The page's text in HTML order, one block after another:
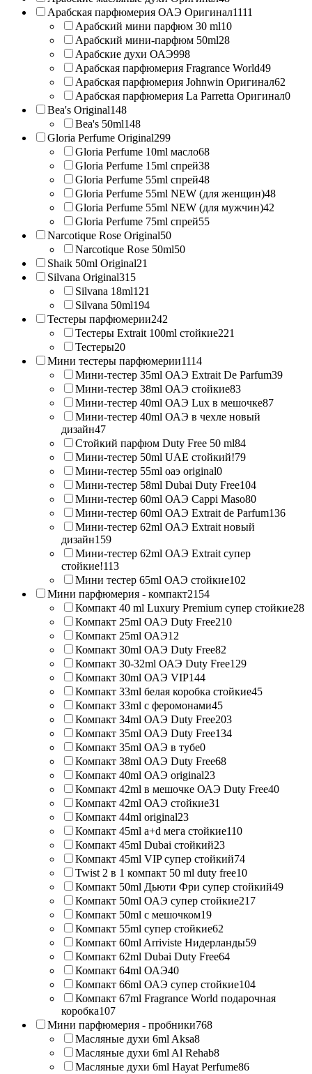
Арабская парфюмерия ОАЭ Оригинал1111
Арабский мини парфюм 30 ml10
Арабский мини-парфюм 50ml28
Арабские духи ОАЭ998
Арабская парфюмерия Fragrance World49
Арабская парфюмерия Johnwin Оригинал62
Арабская парфюмерия La Parretta Оригинал0
Bea's Original148
Bea's 50ml148
Gloria Perfume Original299
Gloria Perfume 10ml масло68
Gloria Perfume 15ml спрей38
Gloria Perfume 55ml спрей48
Gloria Perfume 55ml NEW (для женщин)48
Gloria Perfume 55ml NEW (для мужчин)42
Gloria Perfume 75ml спрей55
Narcotique Rose Original50
Narcotique Rose 50ml50
Shaik 50ml Original21
Silvana Original315
Silvana 18ml121
Silvana 50ml194
Тестеры парфюмерии242
Тестеры Extrait 100ml стойкие221
Тестеры20
Мини тестеры парфюмерии1114
Мини-тестер 35ml ОАЭ Extrait De Parfum39
Мини-тестер 38ml ОАЭ стойкие83
Мини-тестер 40ml ОАЭ Lux в мешочке87
Мини-тестер 40ml ОАЭ в чехле новый
дизайн47
Стойкий парфюм Duty Free 50 ml84
Мини-тестер 50ml UAE стойкий!79
Мини-тестер 55ml оаэ original0
Мини-тестер 58ml Dubai Duty Free104
Мини-тестер 60ml ОАЭ Cappi Maso80
Мини-тестер 60ml ОАЭ Extrait de Parfum136
Мини-тестер 62ml ОАЭ Extrait новый
дизайн159
Мини-тестер 62ml ОАЭ Extrait супер
стойкие!113
Мини тестер 65ml ОАЭ стойкие102
Мини парфюмерия - компакт2154
Компакт 40 ml Luxury Premium супер стойкие28
Компакт 25ml ОАЭ Duty Free210
Компакт 25ml ОАЭ12
Компакт 30ml ОАЭ Duty Free82
Компакт 30-32ml ОАЭ Duty Free129
Компакт 30ml ОАЭ VIP144
Компакт 33ml белая коробка стойкие45
Компакт 33ml с феромонами45
Компакт 34ml ОАЭ Duty Free203
Компакт 35ml ОАЭ Duty Free134
Компакт 35ml ОАЭ в тубе0
Компакт 38ml ОАЭ Duty Free68
Компакт 40ml ОАЭ original23
Компакт 42ml в мешочке ОАЭ Duty Free40
Компакт 42ml ОАЭ стойкие31
Компакт 44ml original23
Компакт 45ml a+d мега стойкие110
Компакт 45ml Dubai стойкий23
Компакт 45ml VIP супер стойкий74
Twist 2 в 1 компакт 50 ml duty free10
Компакт 50ml Дьюти Фри супер стойкий49
Компакт 50ml ОАЭ супер стойкие217
Компакт 50ml с мешочком19
Компакт 55ml супер стойкие62
Компакт 60ml Arriviste Нидерланды59
Компакт 62ml Dubai Duty Free64
Компакт 64ml ОАЭ40
Компакт 66ml ОАЭ супер стойкие104
Компакт 67ml Fragrance World подарочная
коробка107
Мини парфюмерия - пробники768
Масляные духи 6ml Aksa8
Масляные духи 6ml Al Rehab8
Масляные духи 6ml Hayat Perfume86